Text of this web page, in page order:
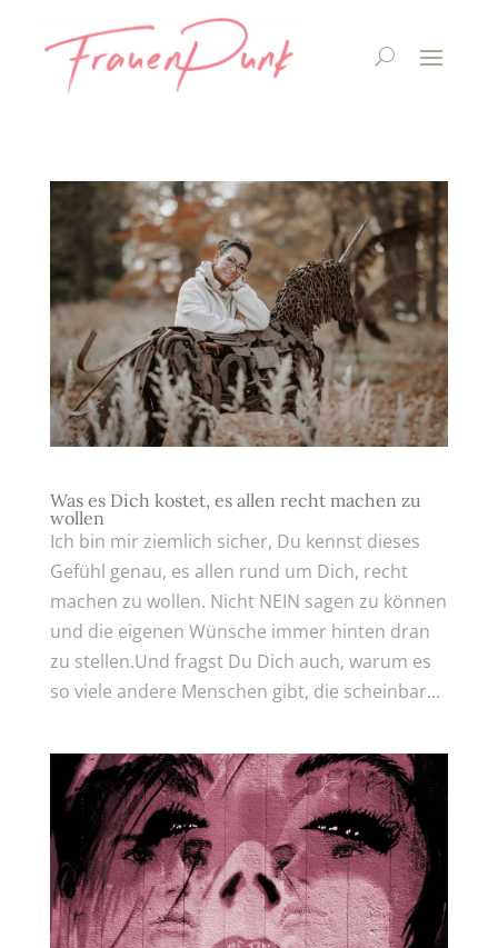
Was es Dich kostet, es allen recht machen zu
wollen
Ich bin mir ziemlich sicher, Du kennst dieses
Gefühl genau, es allen rund um Dich, recht
machen zu wollen. Nicht NEIN sagen zu können
und die eigenen Wünsche immer hinten dran
zu stellen.Und fragst Du Dich auch, warum es
so viele andere Menschen gibt, die scheinbar...